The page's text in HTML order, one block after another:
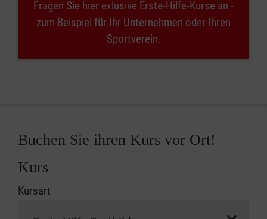
Fragen Sie hier exlusive Erste-Hilfe-Kurse an -
zum Beispiel für Ihr Unternehmen oder Ihren
Sportverein.
Buchen Sie ihren Kurs vor Ort!
Kurs
Kursart